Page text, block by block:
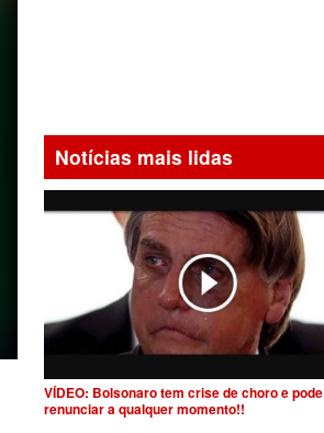
Notícias mais lidas
VÍDEO: Bolsonaro tem crise de choro e pode
renunciar a qualquer momento!!